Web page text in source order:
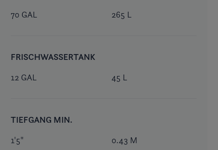
70 GAL 265 L
FRISCHWASSERTANK
12 GAL 45 L
TIEFGANG MIN.
1'5" 0.43 M